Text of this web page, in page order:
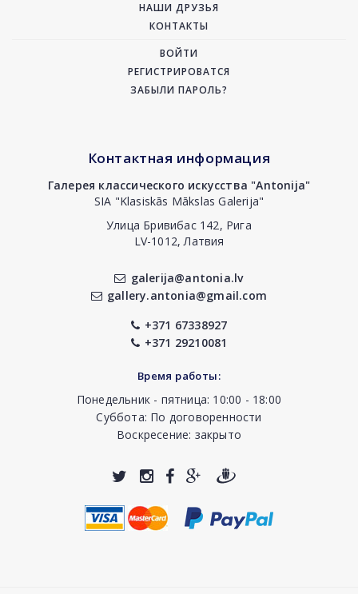
НАШИ ДРУЗЬЯ
КОНТАКТЫ
ВОЙТИ
РЕГИСТРИРОВАТСЯ
ЗАБЫЛИ ПАРОЛЬ?
Контактная информация
Галерея классического искусства "Antonija"
SIA "Klasiskās Mākslas Galerija"
Улица Бривибас 142, Рига
LV-1012, Латвия
galerija@antonia.lv
gallery.antonia@gmail.com
+371 67338927
+371 29210081
Время работы:
Понедельник - пятница: 10:00 - 18:00
Суббота: По договоренности
Воскресение: закрыто